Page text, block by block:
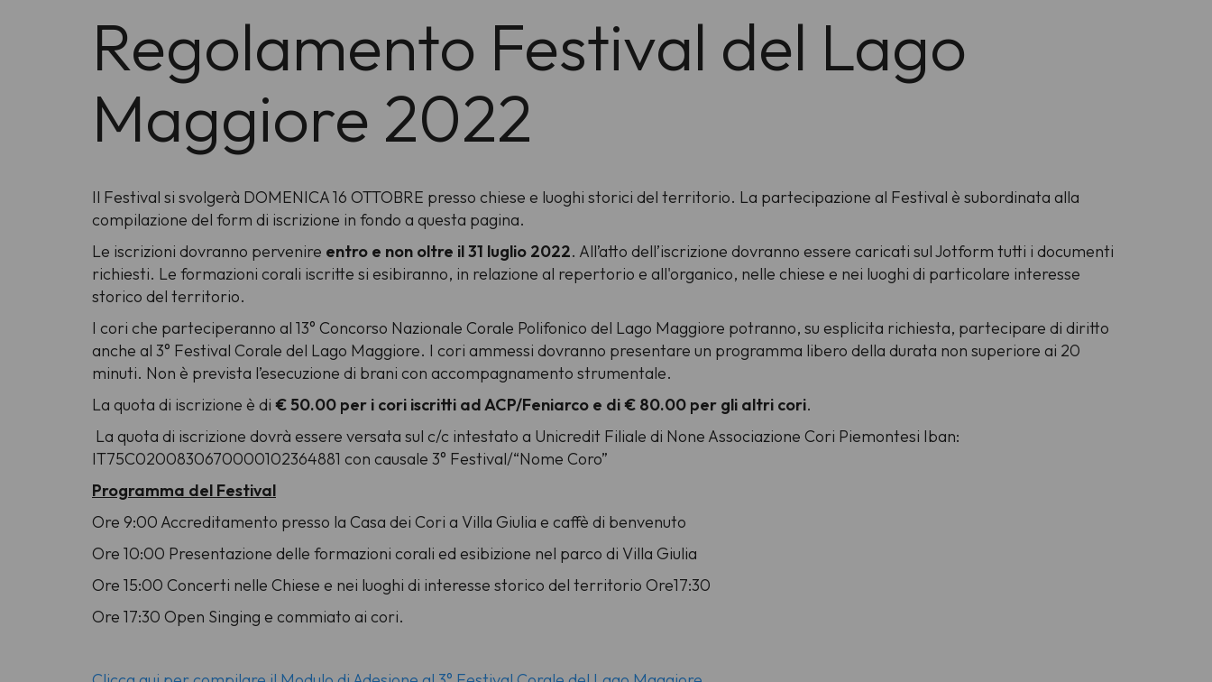
Regolamento Festival del Lago
Maggiore 2022
Il Festival si svolgerà DOMENICA 16 OTTOBRE presso chiese e luoghi storici del territorio. La partecipazione al Festival è subordinata alla
compilazione del form di iscrizione in fondo a questa pagina.
Le iscrizioni dovranno pervenire entro e non oltre il 31 luglio 2022. All’atto dell’iscrizione dovranno essere caricati sul Jotform tutti i documenti
richiesti. Le formazioni corali iscritte si esibiranno, in relazione al repertorio e all'organico, nelle chiese e nei luoghi di particolare interesse
storico del territorio.
I cori che parteciperanno al 13° Concorso Nazionale Corale Polifonico del Lago Maggiore potranno, su esplicita richiesta, partecipare di diritto
anche al 3° Festival Corale del Lago Maggiore. I cori ammessi dovranno presentare un programma libero della durata non superiore ai 20
minuti. Non è prevista l’esecuzione di brani con accompagnamento strumentale.
La quota di iscrizione è di € 50.00 per i cori iscritti ad ACP/Feniarco e di € 80.00 per gli altri cori.
La quota di iscrizione dovrà essere versata sul c/c intestato a Unicredit Filiale di None Associazione Cori Piemontesi Iban:
IT75C0200830670000102364881 con causale 3° Festival/“Nome Coro”
Programma del Festival
Ore 9:00 Accreditamento presso la Casa dei Cori a Villa Giulia e caffè di benvenuto
Ore 10:00 Presentazione delle formazioni corali ed esibizione nel parco di Villa Giulia
Ore 15:00 Concerti nelle Chiese e nei luoghi di interesse storico del territorio Ore17:30
Ore 17:30 Open Singing e commiato ai cori.